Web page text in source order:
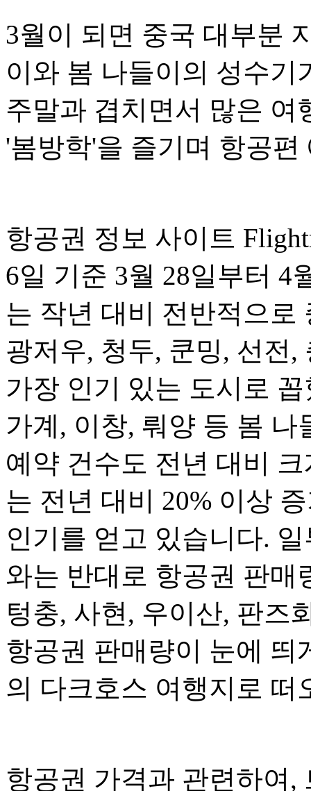
3월이 되면 중국 대부분
이와 봄 나들이의 성수기
주말과 겹치면서 많은 여
'봄방학'을 즐기며 항공
항공권 정보 사이트
6일 기준 3월 28일부터 4
는 작년 대비 전반적으로
광저우, 청두, 쿤밍, 선전
가장 인기 있는 도시로
가계, 이창, 뤄양 등 봄
예약 건수도 전년 대비
는 전년 대비 20% 이상
인기를 얻고 있습니다.
와는 반대로 항공권 판매
텅충, 사현, 우이산, 판즈
항공권 판매량이 눈에 띄
의 다크호스 여행지로 떠
항공권 가격과 관련하여,